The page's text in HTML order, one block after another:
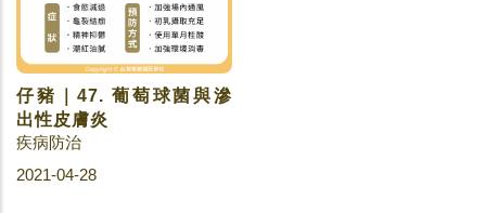
仔豬｜47. 葡萄球菌與滲
出性皮膚炎
疾病防治
2021-04-28